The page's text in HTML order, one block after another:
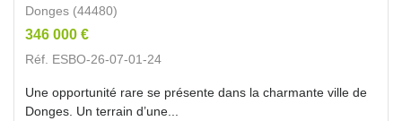
Donges (44480)
346 000 €
Réf. ESBO-26-07-01-24
Une opportunité rare se présente dans la charmante ville de
Donges. Un terrain d’une...